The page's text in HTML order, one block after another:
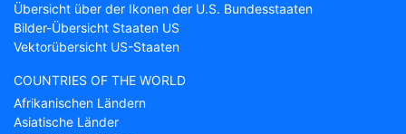
Übersicht über der Ikonen der U.S. Bundesstaaten
Bilder-Übersicht Staaten US
Vektorübersicht US-Staaten
COUNTRIES OF THE WORLD
Afrikanischen Ländern
Asiatische Länder